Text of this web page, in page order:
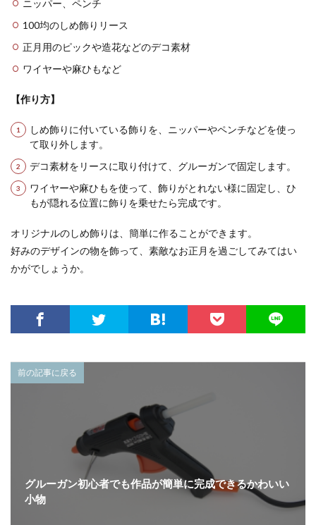
ニッパー、ペンチ
100均のしめ飾りリース
正月用のピックや造花などのデコ素材
ワイヤーや麻ひもなど
【作り方】
しめ飾りに付いている飾りを、ニッパーやペンチなどを使っ
て取り外します。
デコ素材をリースに取り付けて、グルーガンで固定します。
ワイヤーや麻ひもを使って、飾りがとれない様に固定し、ひ
もが隠れる位置に飾りを乗せたら完成です。
オリジナルのしめ飾りは、簡単に作ることができます。
好みのデザインの物を飾って、素敵なお正月を過ごしてみてはい
かがでしょうか。
前の記事に戻る
グルーガン初心者でも作品が簡単に完成できるかわいい
小物